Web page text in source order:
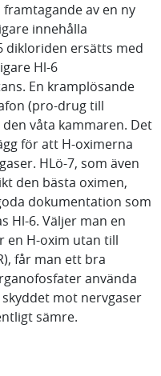
av en ny
innehålla
dikloriden ersätts med
Hl-6
En kramplösande
(pro-drug till
våta kammaren. Det
för att H-oximerna
HLö-7, som även
den bästa oximen,
dokumentation som
Hl-6. Väljer man en
en H-oxim utan till
får man ett bra
använda
mot nervgaser
sämre.